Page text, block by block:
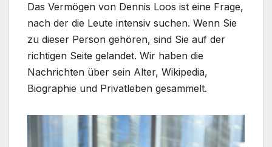
Das Vermögen von Dennis Loos ist eine Frage,
nach der die Leute intensiv suchen. Wenn Sie
zu dieser Person gehören, sind Sie auf der
richtigen Seite gelandet. Wir haben die
Nachrichten über sein Alter, Wikipedia,
Biographie und Privatleben gesammelt.